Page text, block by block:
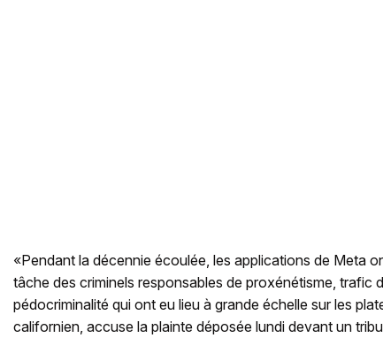
«Pendant la décennie écoulée, les applications de Meta
tâche des criminels responsables de proxénétisme, trafic
pédocriminalité qui ont eu lieu à grande échelle sur les
californien, accuse la plainte déposée lundi devant un